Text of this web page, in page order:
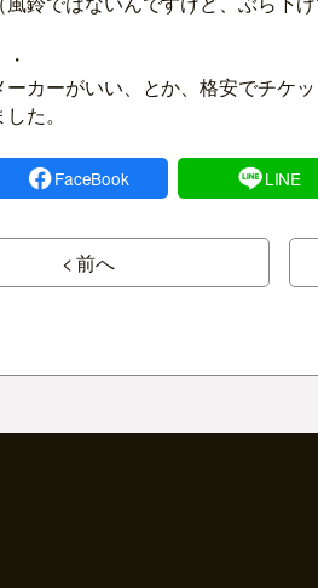
カーがいい、とか、格安でチケ
た。
FaceBook LINE
< 前へ